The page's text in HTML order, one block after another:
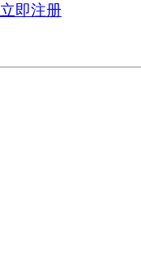
立即注册